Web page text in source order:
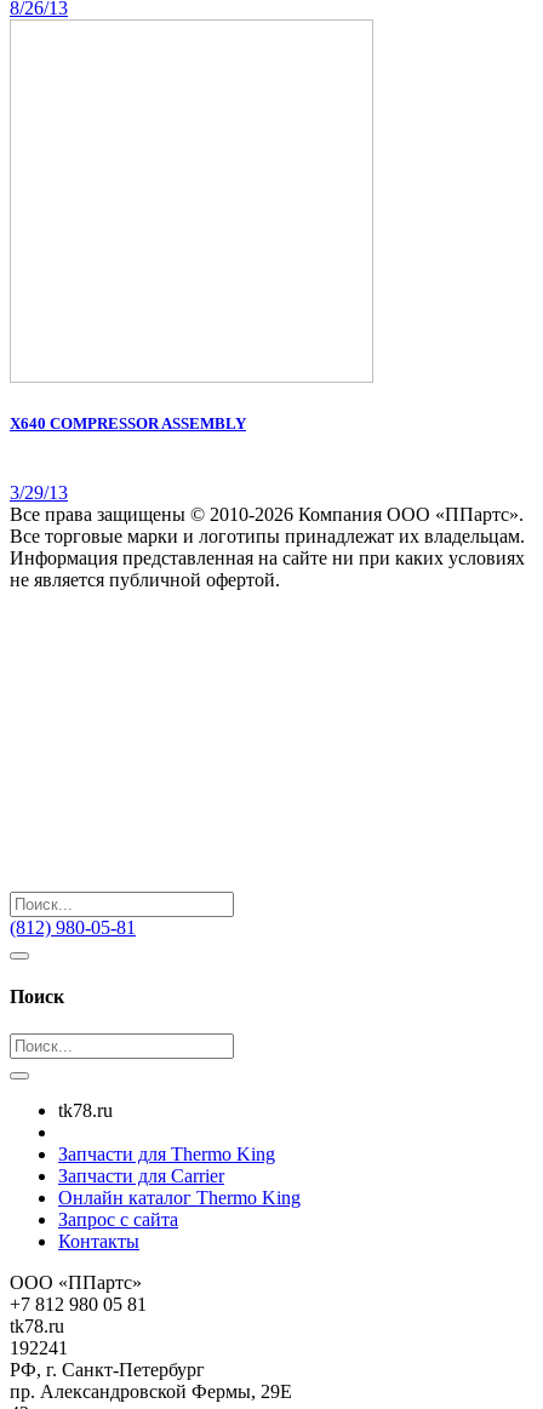
8/26/13
X640 COMPRESSOR ASSEMBLY
3/29/13
Все права защищены © 2010-2026 Компания ООО «ППартс».
Все торговые марки и логотипы принадлежат их владельцам.
Информация представленная на сайте ни при каких условиях
не является публичной офертой.
(812) 980-05-81
Поиск
tk78.ru
Запчасти для Thermo King
Запчасти для Carrier
Онлайн каталог Thermo King
Запрос с сайта
Контакты
ООО «ППартс»
+7 812 980 05 81
tk78.ru
192241
РФ, г. Санкт-Петербург
пр. Александровской Фермы, 29Е